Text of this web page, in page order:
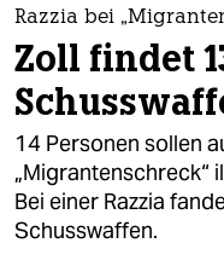
themen
politik
öko
gesellschaft
kultur
Razzia bei
Zoll findet
14 Personen sollen
„Migrantenschreck“
Bei einer Razzia
Schusswaffen.